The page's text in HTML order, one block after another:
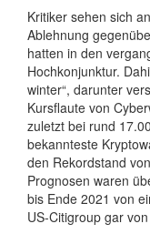
Kritiker sehen sich
Ablehnung
hatten in den
Hochkonjunktur.
winter“, darunter
Kursflaute von
zuletzt bei rund
bekannteste
den Rekordstand
Prognosen waren
bis Ende 2021 von
US-Citigroup gar